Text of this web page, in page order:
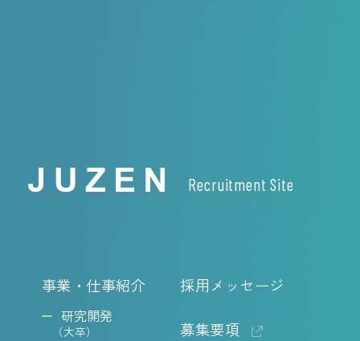
Recruitment Site
事業・仕事紹介
研究開発
（大卒）
採用メッセージ
募集要項